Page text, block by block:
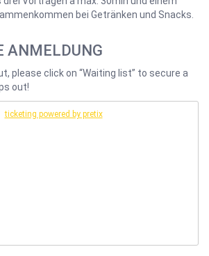
bei Getränken und Snacks.
ANMELDUNG
please click on “Waiting list” to secure a
out!
ticketing powered by pretix